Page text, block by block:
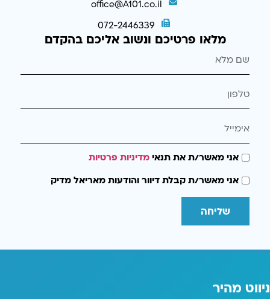
office@A101.co.il
072-2446339
מלאו פרטיכם ונשוב אליכם בהקדם
אני מאשר/ת את תנאימדיניות פרטיות
אני מאשר/ת קבלת דיוור והודעות מאריאל מדיק
שליחה
ניווט מהיר